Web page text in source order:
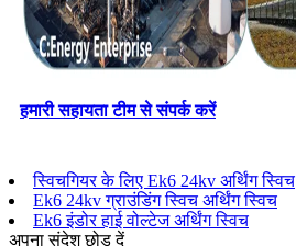
हमारी सहायता टीम से संपर्क करें
स्विचगियर के लिए Ek6 24kv अर्थिंग स्विच
Ek6 24kv ग्राउंडिंग स्विच अर्थिंग स्विच
Ek6 इंडोर हाई वोल्टेज अर्थिंग स्विच
अपना संदेश छोड़ दें